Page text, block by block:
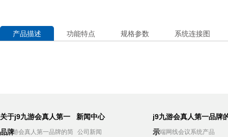
产品描述 功能特点 规格参数 系统连接图
关于j9九游会真人第一
品牌
j9九游会真人第一品牌的简
新闻中心
公司新闻
j9九游会真人第一品牌
示
高端网线会议系统产品